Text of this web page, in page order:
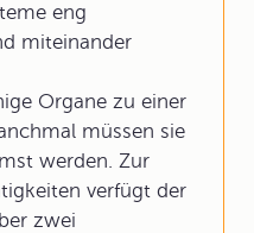
eng
miteinander
Organe zu einer
müssen sie
werden. Zur
verfügt der
zwei